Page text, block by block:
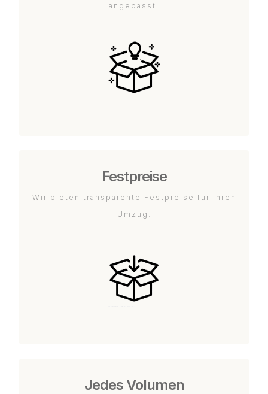
angepasst.
Festpreise
Wir bieten transparente Festpreise für Ihren
Umzug.
Jedes Volumen